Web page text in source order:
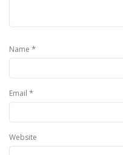
Name *
Email *
Website